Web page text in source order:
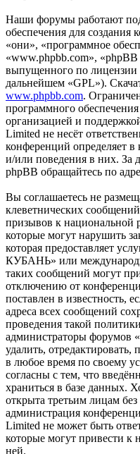
Наши форумы работают
обеспечения для
«они», «программное
«www.phpbb.com»,
выпущенного по лицензии
дальнейшем «GPL»).
www.phpbb.com.
программного
организацией и
Limited не несёт
конференций определяет в
и/или поведения в них. За
phpBB обращайтесь по
Вы соглашаетесь не
клеветнических
призывов к национальной
которые могут нарушить
которая предоставляет
КУБАНЬ» или
таких сообщений могут
отключению от
поставлен в известность,
адреса всех сообщений
проведения такой
администраторы
удалить,
в любое время по своему
согласны с тем, что
храниться в базе данных.
открыта третьим лицам
администрация
Limited не может быть
которые могут привести к
ней.